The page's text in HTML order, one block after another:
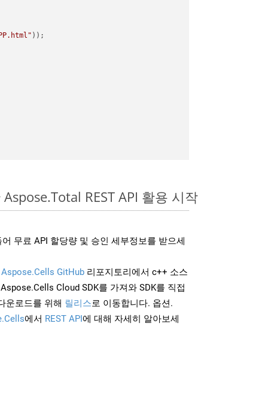
REST API 활용 시작
무료 API 할당량 및 승인 세부정보를 받으세
Aspose.Cells GitHub 리포지토리에서 c++ 소스
Cloud SDK를 가져와 SDK를 직접
운로드를 위해 릴리스로 이동합니다. 옵션.
에서 REST API에 대해 자세히 알아보세